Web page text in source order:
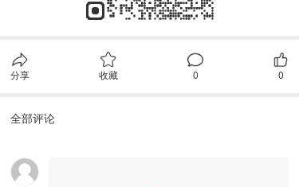
分享 收藏 0 0
全部评论